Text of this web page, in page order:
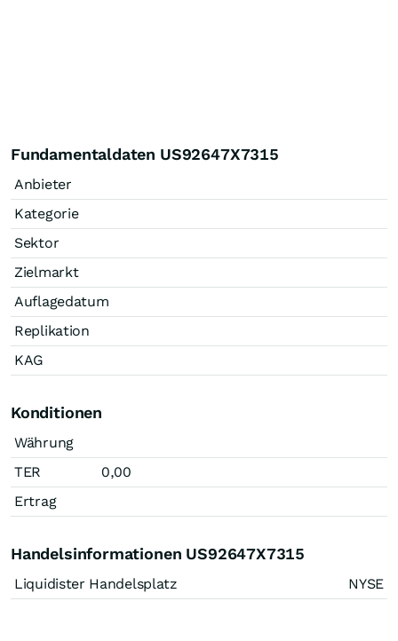
Fundamentaldaten US92647X7315
Anbieter
Kategorie
Sektor
Zielmarkt
Auflagedatum
Replikation
KAG
Konditionen
Währung
TER
0,00
Ertrag
Handelsinformationen US92647X7315
Liquidister Handelsplatz NYSE